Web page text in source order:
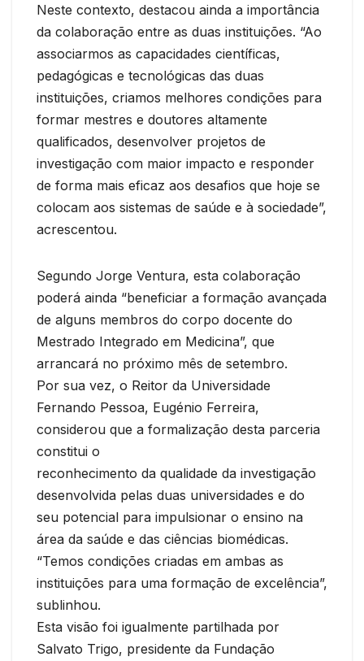
Neste contexto, destacou ainda a importância
da colaboração entre as duas instituições. “Ao
associarmos as capacidades científicas,
pedagógicas e tecnológicas das duas
instituições, criamos melhores condições para
formar mestres e doutores altamente
qualificados, desenvolver projetos de
investigação com maior impacto e responder
de forma mais eficaz aos desafios que hoje se
colocam aos sistemas de saúde e à sociedade”,
acrescentou.
Segundo Jorge Ventura, esta colaboração
poderá ainda “beneficiar a formação avançada
de alguns membros do corpo docente do
Mestrado Integrado em Medicina”, que
arrancará no próximo mês de setembro.
Por sua vez, o Reitor da Universidade
Fernando Pessoa, Eugénio Ferreira,
considerou que a formalização desta parceria
constitui o
reconhecimento da qualidade da investigação
desenvolvida pelas duas universidades e do
seu potencial para impulsionar o ensino na
área da saúde e das ciências biomédicas.
“Temos condições criadas em ambas as
instituições para uma formação de excelência”,
sublinhou.
Esta visão foi igualmente partilhada por
Salvato Trigo, presidente da Fundação